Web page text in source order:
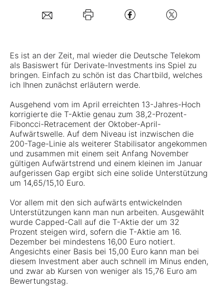
Kontakt
Es ist an der Zeit, mal wieder die Deutsche Telekom
als Basiswert für Derivate-Investments ins Spiel zu
bringen. Einfach zu schön ist das Chartbild, welches
ich Ihnen zunächst erläutern werde.
Ausgehend vom im April erreichten 13-Jahres-Hoch
korrigierte die T-Aktie genau zum 38,2-Prozent-
Fiboncci-Retracement der Oktober-April-
Aufwärtswelle. Auf dem Niveau ist inzwischen die
200-Tage-Linie als weiterer Stabilisator angekommen
und zusammen mit einem seit Anfang November
gültigen Aufwärtstrend und einem kleinen im Januar
aufgerissen Gap ergibt sich eine solide Unterstützung
um 14,65/15,10 Euro.
Vor allem mit den sich aufwärts entwickelnden
Unterstützungen kann man nun arbeiten. Ausgewählt
wurde Capped-Call auf die T-Aktie der um 32
Prozent steigen wird, sofern die T-Aktie am 16.
Dezember bei mindestens 16,00 Euro notiert.
Angesichts einer Basis bei 15,00 Euro kann man bei
diesem Investment aber auch schnell im Minus enden,
und zwar ab Kursen von weniger als 15,76 Euro am
Bewertungstag.